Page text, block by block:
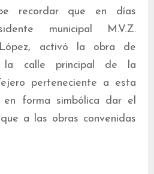
recordar que en días
municipal M.V.Z.
López, activó la obra de
la calle principal de la
perteneciente a esta
en forma simbólica dar el
a las obras convenidas